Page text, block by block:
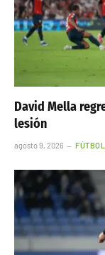
David Mella
lesión
agosto 9, 2026